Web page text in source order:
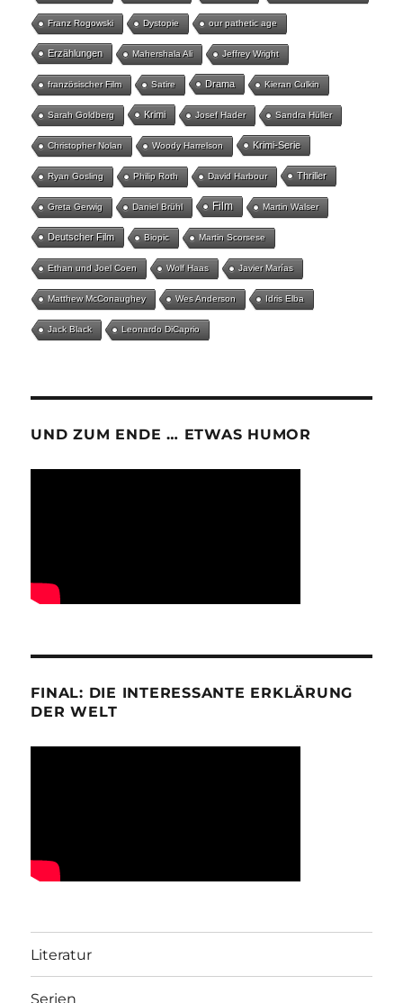
Franz Rogowski Dystopie our pathetic age
Erzählungen Mahershala Ali Jeffrey Wright
französischer Film Satire Drama Kieran Culkin
Sarah Goldberg Krimi Josef Hader Sandra Hüller
Christopher Nolan Woody Harrelson Krimi-Serie
Ryan Gosling Philip Roth David Harbour Thriller
Greta Gerwig Daniel Brühl Film Martin Walser
Deutscher Film Biopic Martin Scorsese
Ethan und Joel Coen Wolf Haas Javier Marías
Matthew McConaughey Wes Anderson Idris Elba
Jack Black Leonardo DiCaprio
UND ZUM ENDE … ETWAS HUMOR
FINAL: DIE INTERESSANTE ERKLÄRUNG
DER WELT
Literatur
Serien